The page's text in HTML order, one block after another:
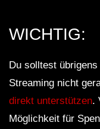
WICHTIG:
Du solltest
Streaming nicht
direkt unterstützen.
Möglichkeit für